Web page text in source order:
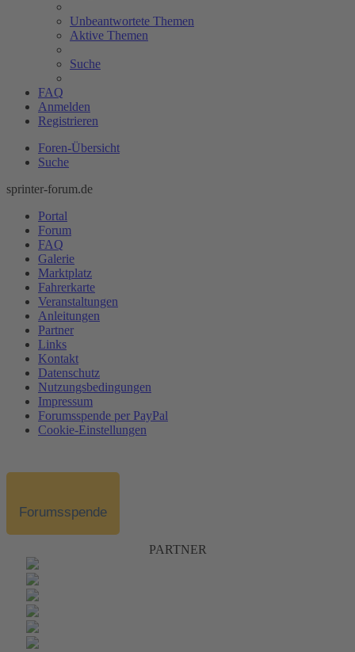
Unbeantwortete Themen
Aktive Themen
Suche
FAQ
Anmelden
Registrieren
Foren-Übersicht
Suche
sprinter-forum.de
Portal
Forum
FAQ
Galerie
Marktplatz
Fahrerkarte
Veranstaltungen
Anleitungen
Partner
Links
Kontakt
Datenschutz
Nutzungsbedingungen
Impressum
Forumsspende per PayPal
Cookie-Einstellungen
Forumsspende
PARTNER